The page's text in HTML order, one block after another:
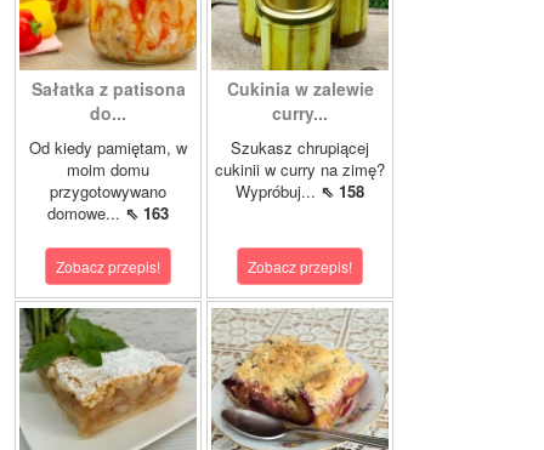
Sałatka z patisona
do...
Od kiedy pamiętam, w
moim domu
przygotowywano
domowe... ⇖ 163
Zobacz przepis!
Cukinia w zalewie
curry...
Szukasz chrupiącej
cukinii w curry na zimę?
Wypróbuj... ⇖ 158
Zobacz przepis!